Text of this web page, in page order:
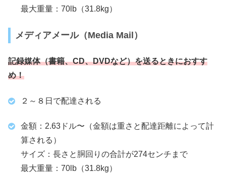
最大重量：70lb（31.8kg）
メディアメール（Media Mail）
記録媒体（書籍、CD、DVDなど）を送るときにおすす
め！
２～８日で配達される
金額：2.63ドル〜（金額は重さと配達距離によって計
算される）
サイズ：長さと胴回りの合計が274センチまで
最大重量：70lb（31.8kg）